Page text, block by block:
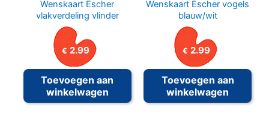
Wenskaart Escher
vlakverdeling vlinder
€ 2.99
Toevoegen aan
winkelwagen
Wenskaart Escher vogels
blauw/wit
€ 2.99
Toevoegen aan
winkelwagen